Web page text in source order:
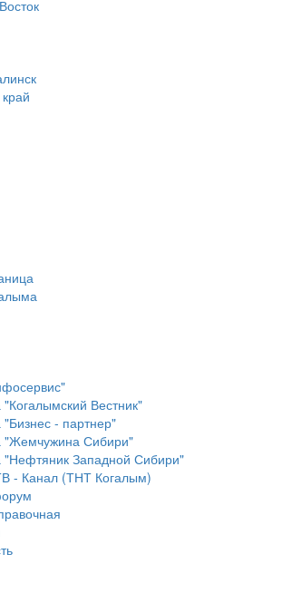
"Когалымский Вестник"
"Бизнес - партнер"
"Жемчужина Сибири"
"Нефтяник Западной Сибири"
- Канал (ТНТ Когалым)